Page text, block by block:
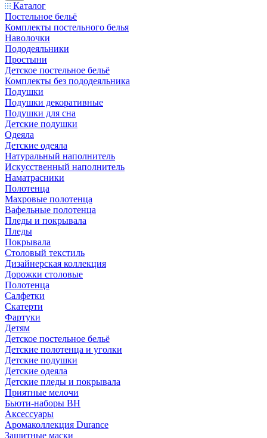
Каталог
Постельное бельё
Комплекты постельного белья
Наволочки
Пододеяльники
Простыни
Детское постельное бельё
Комплекты без пододеяльника
Подушки
Подушки декоративные
Подушки для сна
Детские подушки
Одеяла
Детские одеяла
Натуральный наполнитель
Искуcственный наполнитель
Наматрасники
Полотенца
Махровые полотенца
Вафельные полотенца
Пледы и покрывала
Пледы
Покрывала
Столовый текстиль
Дизайнерская коллекция
Дорожки столовые
Полотенца
Салфетки
Скатерти
Фартуки
Детям
Детское постельное бельё
Детские полотенца и уголки
Детские подушки
Детские одеяла
Детские пледы и покрывала
Приятные мелочи
Бьюти-наборы ВН
Аксессуары
Аромаколлекция Durance
Защитные маски